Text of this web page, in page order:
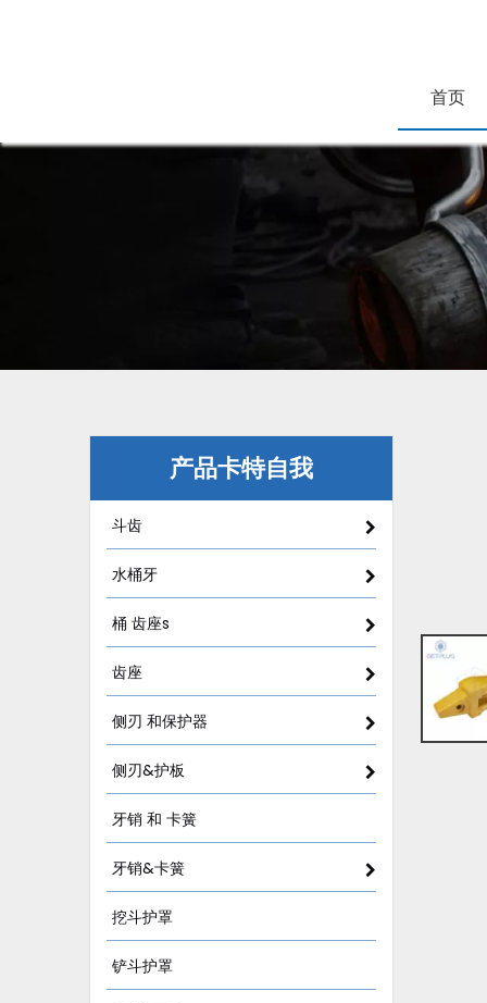
首页
产品卡特自我
斗齿
水桶牙
桶 齿座s
齿座
侧刃 和保护器
侧刃&护板
牙销 和 卡簧
牙销&卡簧
挖斗护罩
铲斗护罩